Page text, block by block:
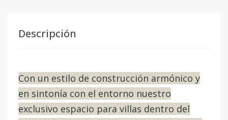
Descripción
Con un estilo de construcción armónico y
en sintonía con el entorno nuestro
exclusivo espacio para villas dentro del